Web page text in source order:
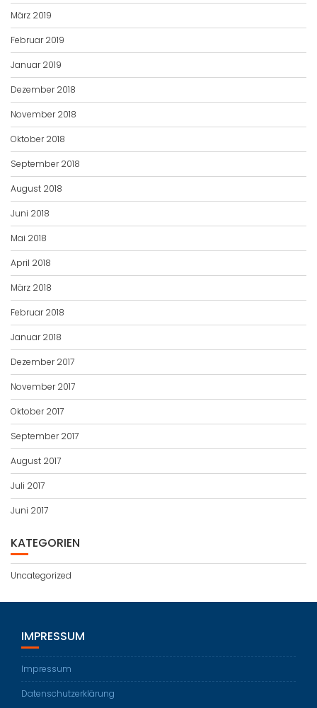
März 2019
Februar 2019
Januar 2019
Dezember 2018
November 2018
Oktober 2018
September 2018
August 2018
Juni 2018
Mai 2018
April 2018
März 2018
Februar 2018
Januar 2018
Dezember 2017
November 2017
Oktober 2017
September 2017
August 2017
Juli 2017
Juni 2017
KATEGORIEN
Uncategorized
IMPRESSUM
Impressum
Datenschutzerklärung